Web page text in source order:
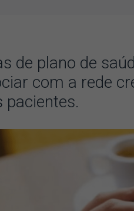
de plano de
com a rede
pacientes.